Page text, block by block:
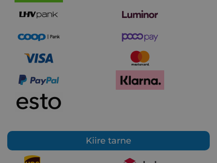
Kiire tarne